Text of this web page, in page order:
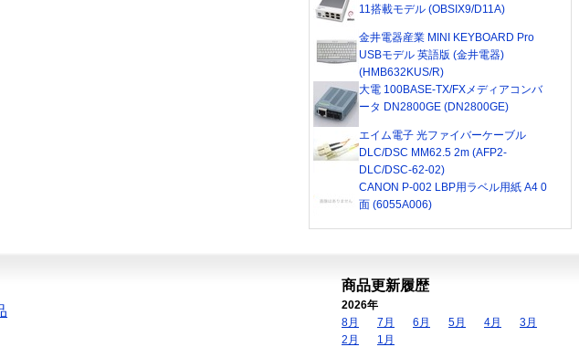
11搭載モデル (OBSIX9/D11A)
金井電器産業 MINI KEYBOARD Pro
USBモデル 英語版 (金井電器)
(HMB632KUS/R)
大電 100BASE-TX/FXメディアコンバ
ータ DN2800GE (DN2800GE)
エイム電子 光ファイバーケーブル
DLC/DSC MM62.5 2m (AFP2-
DLC/DSC-62-02)
CANON P-002 LBP用ラベル用紙 A4 0
面 (6055A006)
商品更新履歴
2026年
8月
7月 6月 5月 4月
3月
2月
1月